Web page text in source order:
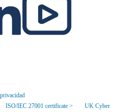
ISO/IEC 27001 certificate >
UK Cyber